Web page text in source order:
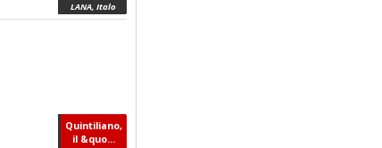
LANA, Italo
Quintiliano,
il &quo...